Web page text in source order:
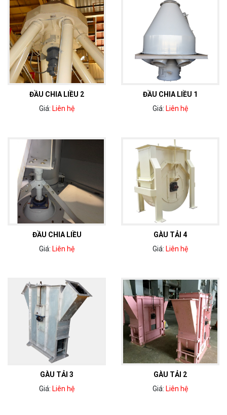
ĐẦU CHIA LIỀU 2
Giá: Liên hệ
ĐẦU CHIA LIỀU 1
Giá: Liên hệ
ĐẦU CHIA LIỀU
Giá: Liên hệ
GÀU TẢI 4
Giá: Liên hệ
GÀU TẢI 3
Giá: Liên hệ
GÀU TẢI 2
Giá: Liên hệ